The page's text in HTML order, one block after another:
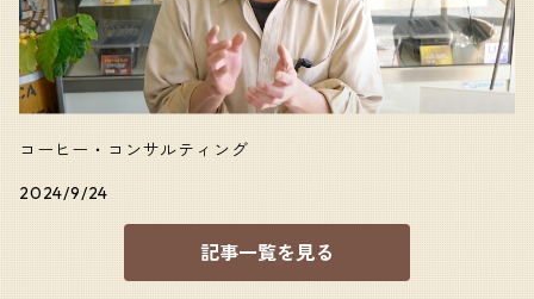
コーヒー・コンサルティング
2024/9/24
記事一覧を見る